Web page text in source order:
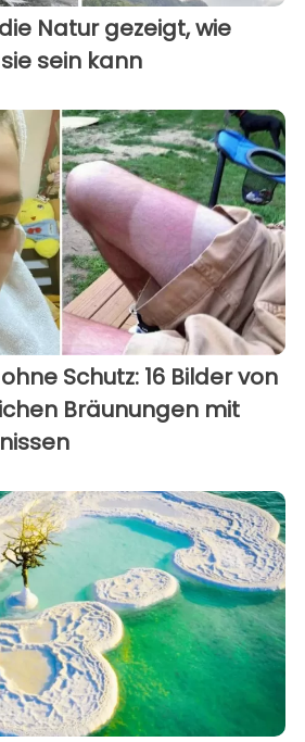
Natur gezeigt, wie
sein kann
Schutz: 16 Bilder von
Bräunungen mit